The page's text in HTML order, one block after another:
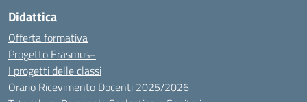
Didattica
Offerta formativa
Progetto Erasmus+
I progetti delle classi
Orario Ricevimento Docenti 2025/2026